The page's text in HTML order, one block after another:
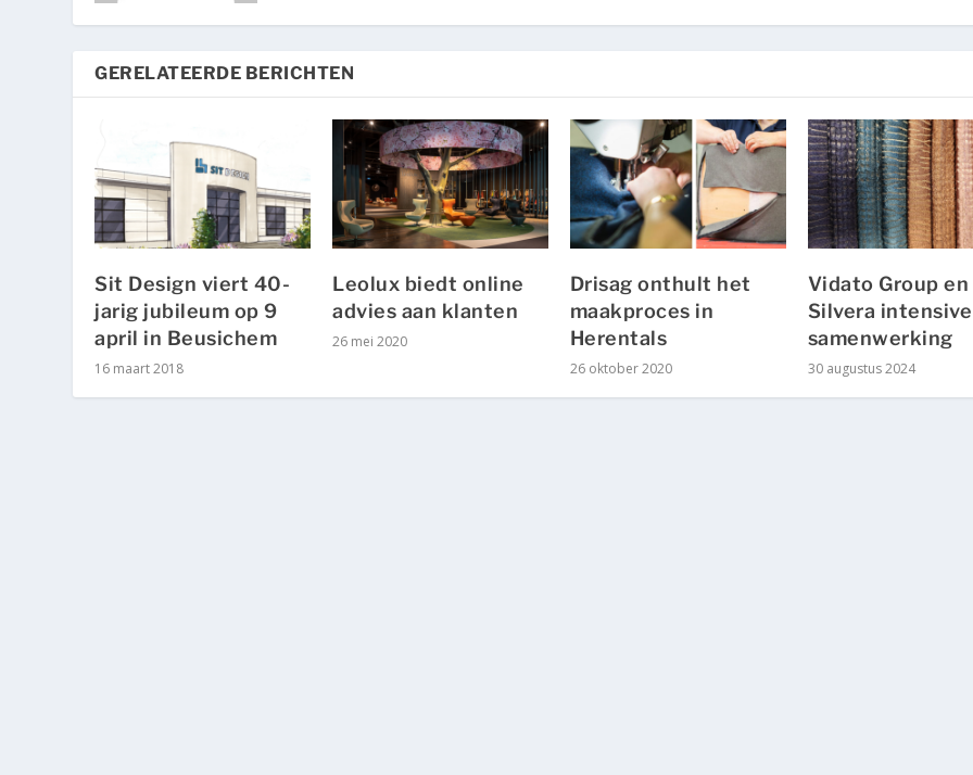
GERELATEERDE BERICHTEN
Sit Design viert 40-
jarig jubileum op 9
april in Beusichem
16 maart 2018
Leolux biedt online
advies aan klanten
26 mei 2020
Drisag onthult het
maakproces in
Herentals
26 oktober 2020
Vidato Group en
Silvera
samenwerking
30 augustus 2024